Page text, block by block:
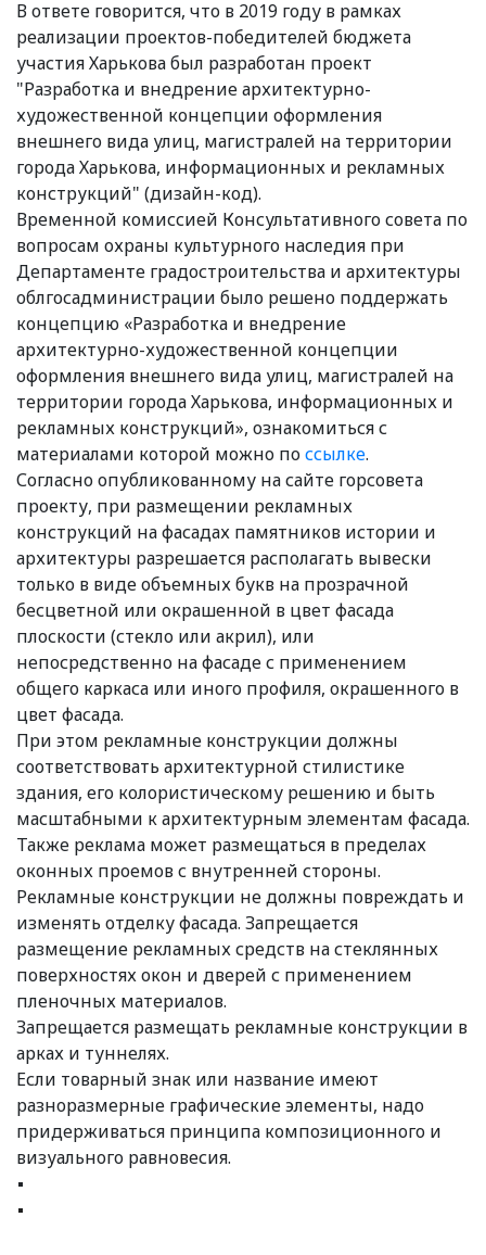
В ответе говорится, что в 2019 году в рамках
реализации проектов-победителей бюджета
участия Харькова был разработан проект
"Разработка и внедрение архитектурно-
художественной концепции оформления
внешнего вида улиц, магистралей на территории
города Харькова, информационных и рекламных
конструкций" (дизайн-код).
Временной комиссией Консультативного совета по
вопросам охраны культурного наследия при
Департаменте градостроительства и архитектуры
облгосадминистрации было решено поддержать
концепцию «Разработка и внедрение
архитектурно-художественной концепции
оформления внешнего вида улиц, магистралей на
территории города Харькова, информационных и
рекламных конструкций», ознакомиться с
материалами которой можно поссылке.
Согласно опубликованному на сайте горсовета
проекту, при размещении рекламных
конструкций на фасадах памятников истории и
архитектуры разрешается располагать вывески
только в виде объемных букв на прозрачной
бесцветной или окрашенной в цвет фасада
плоскости (стекло или акрил), или
непосредственно на фасаде с применением
общего каркаса или иного профиля, окрашенного в
цвет фасада.
При этом рекламные конструкции должны
соответствовать архитектурной стилистике
здания, его колористическому решению и быть
масштабными к архитектурным элементам фасада.
Также реклама может размещаться в пределах
оконных проемов с внутренней стороны.
Рекламные конструкции не должны повреждать и
изменять отделку фасада. Запрещается
размещение рекламных средств на стеклянных
поверхностях окон и дверей с применением
пленочных материалов.
Запрещается размещать рекламные конструкции в
арках и туннелях.
Если товарный знак или название имеют
разноразмерные графические элементы, надо
придерживаться принципа композиционного и
визуального равновесия.